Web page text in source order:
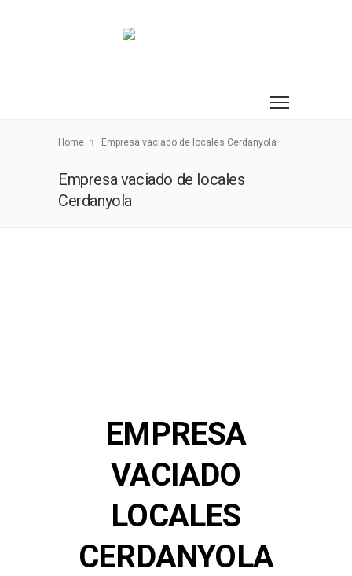
Home Empresa vaciado de locales Cerdanyola
Empresa vaciado de locales
Cerdanyola
EMPRESA
VACIADO
LOCALES
CERDANYOLA